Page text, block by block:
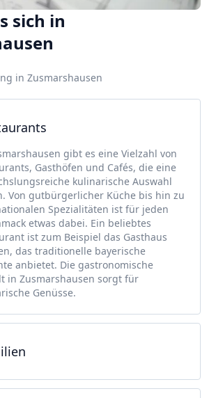
sich in
in Zusmarshausen
gibt es eine Vielzahl von
Gasthöfen und Cafés, die eine
kulinarische Auswahl
Von gutbürgerlicher Küche bis hin zu
Spezialitäten ist für jeden
etwas dabei. Ein beliebtes
ist zum Beispiel das Gasthaus
das traditionelle bayerische
anbietet. Die gastronomische
in Zusmarshausen sorgt für
Genüsse.